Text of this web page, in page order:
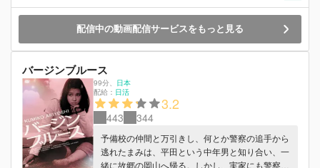
配信中の動画配信サービスをもっと見る
バージンブルース
99分
日本
配給： 日活
3.2
443 344
予備校の仲間と万引きし、何とか警察の追手から
逃れたまみは、平田という中年男と知り合い、一
緒に故郷の岡山へ帰る。しかし、実家にも警察の